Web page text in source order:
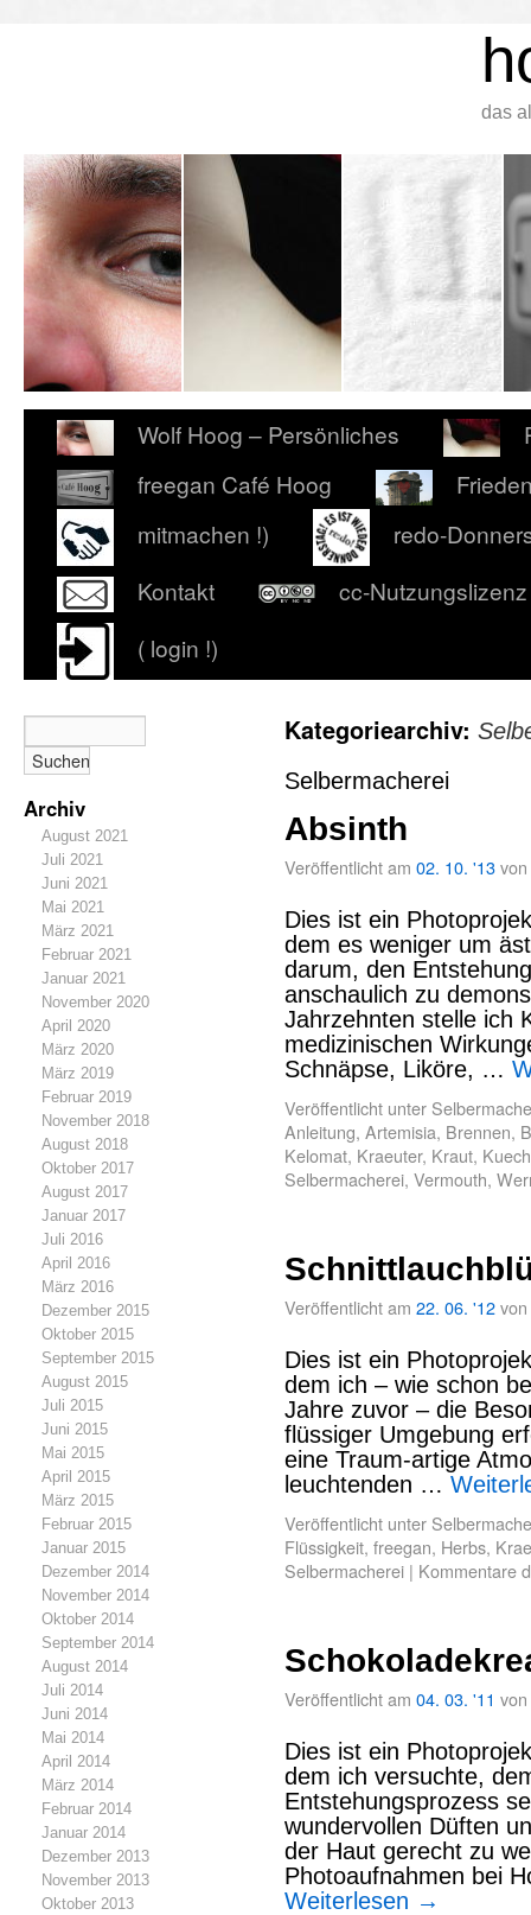
das
Wolf Hoog – Persönliches
freegan Café Hoog
mitmachen !)
redo-
Kontakt
cc-Nutzungslizenz
( login !)
Archiv
August 2021
Juli 2021
Juni 2021
Mai 2021
März 2021
Februar 2021
Januar 2021
November 2020
April 2020
März 2020
März 2019
Februar 2019
November 2018
August 2018
Oktober 2017
August 2017
Januar 2017
Juli 2016
April 2016
März 2016
Dezember 2015
Oktober 2015
September 2015
August 2015
Juli 2015
Juni 2015
Mai 2015
April 2015
März 2015
Februar 2015
Januar 2015
Dezember 2014
November 2014
Oktober 2014
September 2014
August 2014
Juli 2014
Juni 2014
Mai 2014
April 2014
März 2014
Februar 2014
Januar 2014
Dezember 2013
November 2013
Oktober 2013
Kategoriearchiv:
Selbermacherei
Absinth
Veröffentlicht am 02. 10. '13von
Dies ist ein
dem es weniger um
darum, den
anschaulich zu
Jahrzehnten stelle ich
medizinischen
Schnäpse, Liköre, …
Veröffentlicht unter
Anleitung, Artemisia, Brennen,
Kelomat, Kraeuter, Kraut,
Selbermacherei, Vermouth,
Veröffentlicht am 22. 06. '12von
Dies ist ein
dem ich – wie schon
Jahre zuvor – die
flüssiger Umgebung
eine Traum-artige
leuchtenden …
Veröffentlicht unter
Flüssigkeit, freegan, Herbs,
Selbermacherei | Kommentare
Veröffentlicht am 04. 03. '11 von
Dies ist ein
dem ich versuchte,
Entstehungsprozess
wundervollen Düften
der Haut gerecht zu
Photoaufnahmen bei
Weiterlesen →